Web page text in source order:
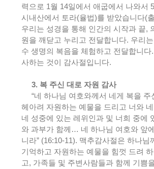
력으로 1월 14일에서 애굽에서 나와서
시내산에서 토라(율법)를 받았습니다(
우리는 성경을 통해 인간의 시작과 끝,
원을 깨닫고 누리고 전달합니다. 우리
수 생명의 복음을 체험하고 전달합니다.
사하는 것이 감사절입니다.
3. 복 주신 대로 자원 감사
“네 하나님 여호와께서 네게 복을 주
헤아려 자원하는 예물을 드리고 너와
네 성중에 있는 레위인과 및 너희 중에
와 과부가 함께 … 네 하나님 여호와 앞
니라” (16:10-11). 맥추감사절은 하나님
기억하고 자원하는 예물을 힘껏 드려
고, 가족들 및 주변사람들과 함께 기쁨